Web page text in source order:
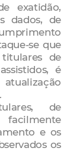
exatidão,
dados, de
se que
de
é
de
e os
os